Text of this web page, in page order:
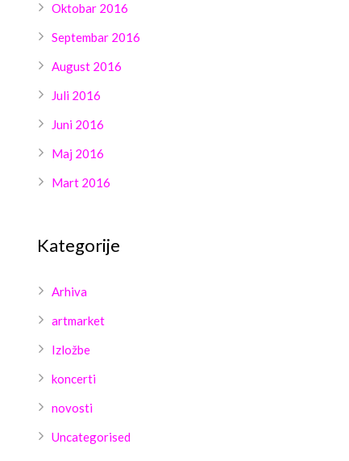
Oktobar 2016
Septembar 2016
August 2016
Juli 2016
Juni 2016
Maj 2016
Mart 2016
Kategorije
Arhiva
artmarket
Izložbe
koncerti
novosti
Uncategorised